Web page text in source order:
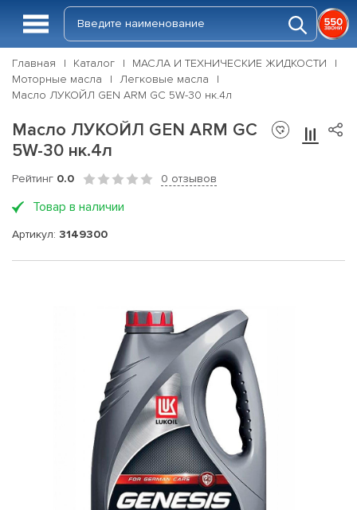
Главная Каталог
МАСЛА И ТЕХНИЧЕСКИЕ ЖИДКОСТИ
Моторные масла
Легковые масла
Масло ЛУКОЙЛ GEN ARM GC 5W-30 нк.4л
Масло ЛУКОЙЛ GEN ARM GC
5W-30 нк.4л
Рейтинг 0.0 0 отзывов
Товар в наличии
Артикул: 3149300